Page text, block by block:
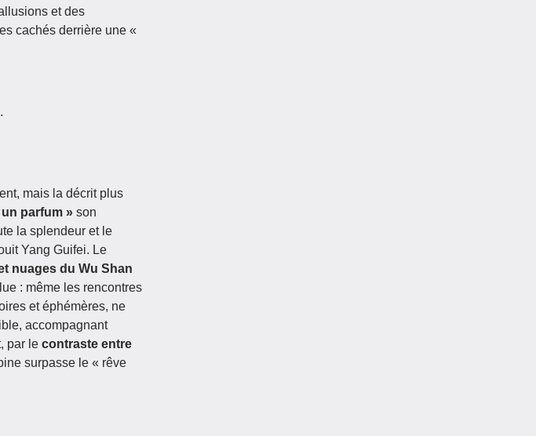
et des
cachés derrière une «
mais la décrit plus
parfum » son
la splendeur et le
Yang Guifei. Le
nuages du Wu Shan
: même les rencontres
et éphémères, ne
accompagnant
par le contraste entre
surpasse le « rêve